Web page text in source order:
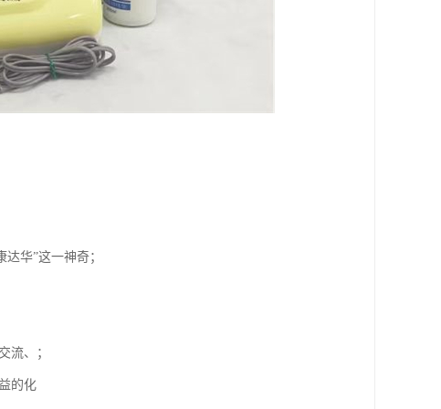
华”这一神奇；
流、；
的化